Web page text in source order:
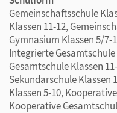
Gemeinschaftsschule
Klassen 11-12,
Gymnasium Klassen 5/7-
Integrierte
Gesamtschule Klassen
Sekundarschule Klassen
Klassen 5-10,
Kooperative